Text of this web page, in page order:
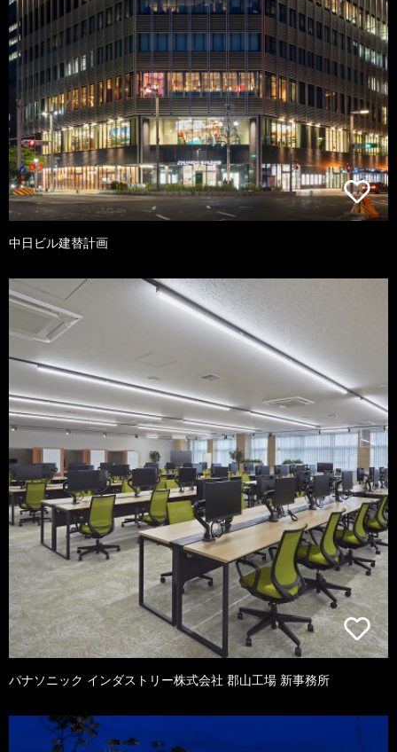
中日ビル建替計画
パナソニック インダストリー株式会社 郡山工場 新事務所